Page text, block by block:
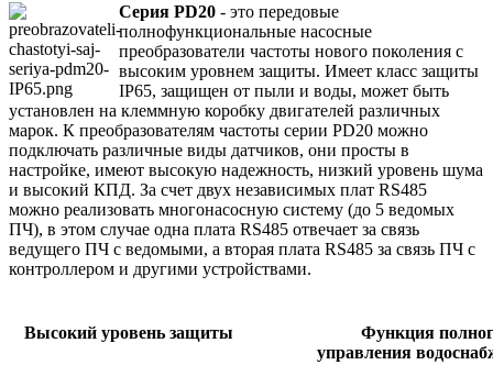
Серия PD20 - это передовые
полнофункциональные насосные
преобразователи частоты нового поколения с
высоким уровнем защиты. Имеет класс защиты
IP65, защищен от пыли и воды, может быть
установлен на клеммную коробку двигателей различных
марок. К преобразователям частоты серии PD20 можно
подключать различные виды датчиков, они просты в
настройке, имеют высокую надежность, низкий уровень шума
и высокий КПД. За счет двух независимых плат RS485
можно реализовать многонасосную систему (до 5 ведомых
ПЧ), в этом случае одна плата RS485 отвечает за связь
ведущего ПЧ с ведомыми, а вторая плата RS485 за связь ПЧ с
контроллером и другими устройствами.
Высокий уровень защиты
Функция
управления